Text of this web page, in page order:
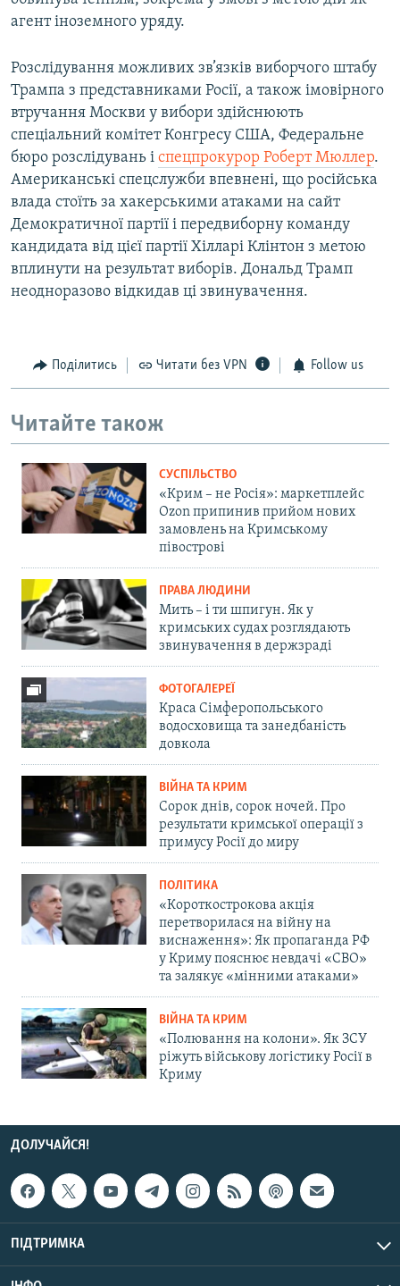
агент іноземного уряду.
Розслідування можливих зв’язків виборчого штабу
Трампа з представниками Росії, а також імовірного
втручання Москви у вибори здійснюють
спеціальний комітет Конгресу США, Федеральне
бюро розслідувань і спецпрокурор Роберт Мюллер.
Американські спецслужби впевнені, що російська
влада стоїть за хакерськими атаками на сайт
Демократичної партії і передвиборну команду
кандидата від цієї партії Хілларі Клінтон з метою
вплинути на результат виборів. Дональд Трамп
неодноразово відкидав ці звинувачення.
Поділитись Читати без VPN Follow us
Читайте також
СУСПІЛЬСТВО
«Крим – не Росія»: маркетплейс
Ozon припинив прийом нових
замовлень на Кримському
півострові
ПРАВА ЛЮДИНИ
Мить – і ти шпигун. Як у
кримських судах розглядають
звинувачення в держзраді
ФОТОГАЛЕРЕЇ
Краса Сімферопольського
водосховища та занедбаність
довкола
ВІЙНА ТА КРИМ
Сорок днів, сорок ночей. Про
результати кримської операції з
примусу Росії до миру
ПОЛІТИКА
«Короткострокова акція
перетворилася на війну на
виснаження»: Як пропаганда РФ
у Криму пояснює невдачі «СВО»
та залякує «мінними атаками»
ВІЙНА ТА КРИМ
«Полювання на колони». Як ЗСУ
ріжуть військову логістику Росії в
Криму
ДОЛУЧАЙСЯ!
ПІДТРИМКА